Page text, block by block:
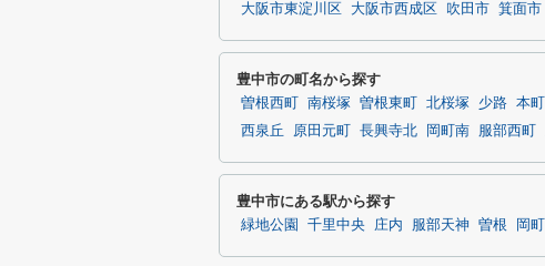
大阪市東淀川区 大阪市西成区 吹田市 箕面市
豊中市の町名から探す
曽根西町 南桜塚 曽根東町 北桜塚 少路 本町
西泉丘
原田元町 長興寺北 岡町南 服部西町
豊中市にある駅から探す
緑地公園 千里中央 庄内 服部天神 曽根 岡町